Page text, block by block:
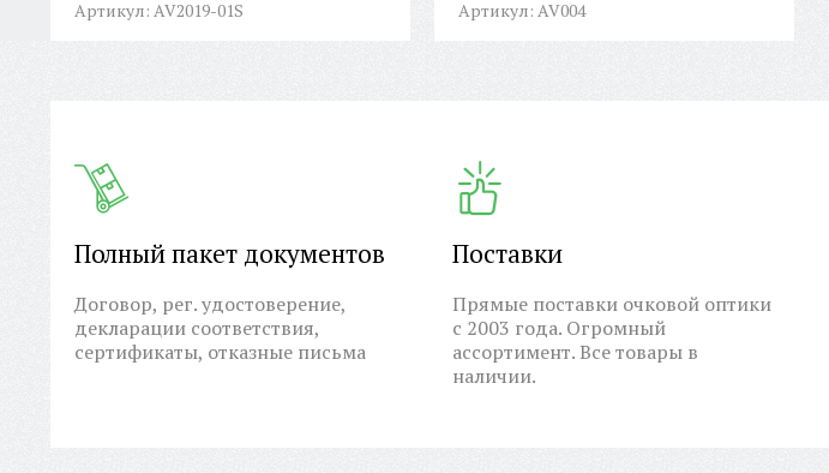
Артикул: AV2019-01S Артикул: AV004
Полный пакет документов
Договор, рег. удостоверение,
декларации соответствия,
сертификаты, отказные письма
Поставки
Прямые поставки очковой оптики
с 2003 года. Огромный
ассортимент. Все товары в
наличии.